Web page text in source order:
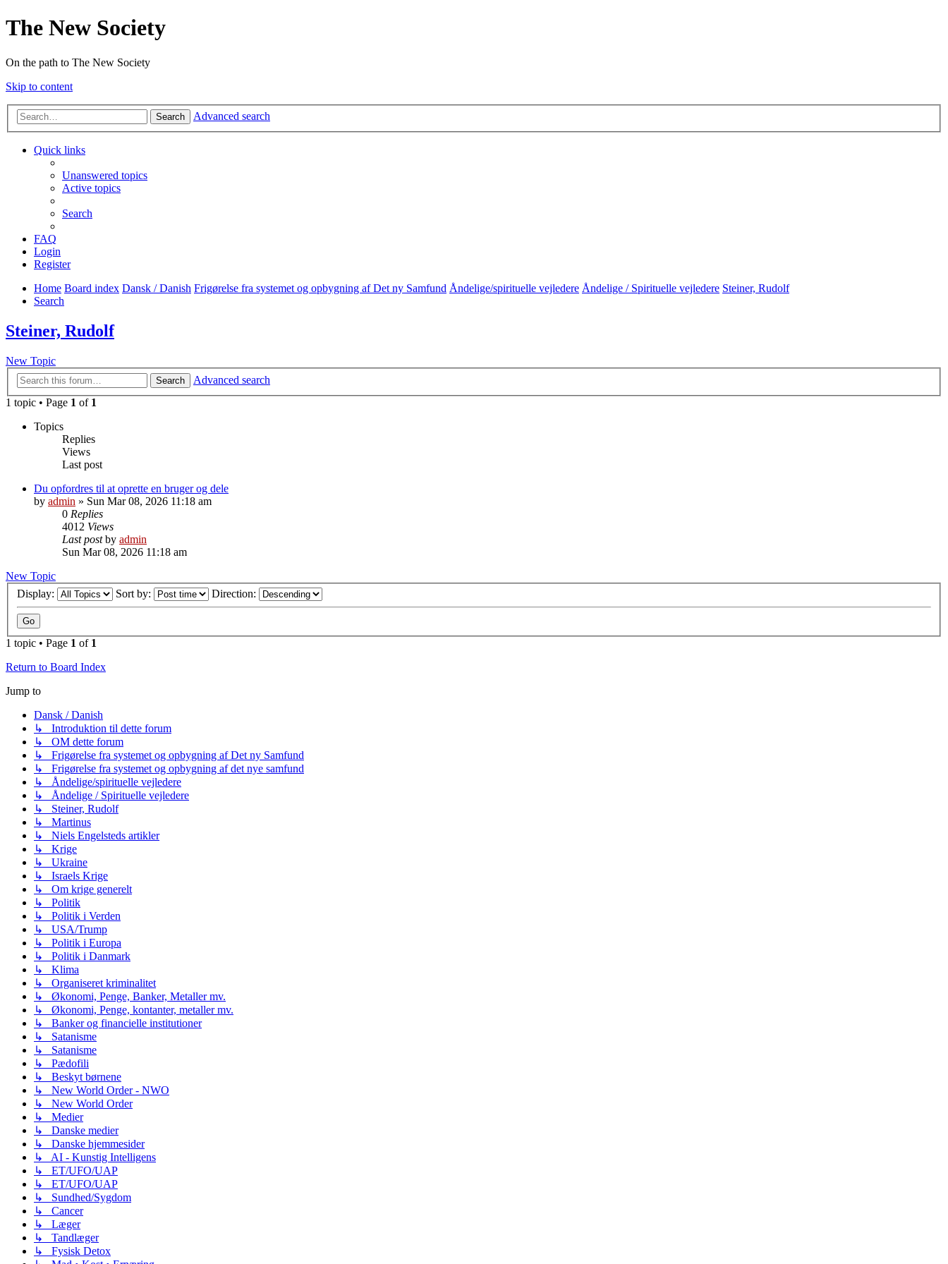
The New Society
On the path to The New Society
Skip to content
Search Advanced search
Quick links
Unanswered topics
Active topics
Search
FAQ
Login
Register
Home Board index Dansk / Danish Frigørelse fra systemet og opbygning af Det ny Samfund Åndelige/spirituelle vejledere Åndelige / Spirituelle vejledere Steiner, Rudolf
Search
Steiner, Rudolf
New Topic
Search
Advanced search
1 topic • Page 1 of 1
Topics
Replies
Views
Last post
Du opfordres til at oprette en bruger og dele
by admin » Sun Mar 08, 2026 11:18 am
0 Replies
4012 Views
Last postby admin
Sun Mar 08, 2026 11:18 am
New Topic
Display:
Sort by: Direction:
1 topic • Page 1 of 1
Return to Board Index
Jump to
Dansk / Danish
↳ Introduktion til dette forum
↳ OM dette forum
↳ Frigørelse fra systemet og opbygning af Det ny Samfund
↳ Frigørelse fra systemet og opbygning af det nye samfund
↳ Åndelige/spirituelle vejledere
↳ Åndelige / Spirituelle vejledere
↳ Steiner, Rudolf
↳ Martinus
↳ Niels Engelsteds artikler
↳ Krige
↳ Ukraine
↳ Israels Krige
↳ Om krige generelt
↳ Politik
↳ Politik i Verden
↳ USA/Trump
↳ Politik i Europa
↳ Politik i Danmark
↳ Klima
↳ Organiseret kriminalitet
↳ Økonomi, Penge, Banker, Metaller mv.
↳ Økonomi, Penge, kontanter, metaller mv.
↳ Banker og financielle institutioner
↳ Satanisme
↳ Satanisme
↳ Pædofili
↳ Beskyt børnene
↳ New World Order - NWO
↳ New World Order
↳ Medier
↳ Danske medier
↳ Danske hjemmesider
↳ AI - Kunstig Intelligens
↳ ET/UFO/UAP
↳ ET/UFO/UAP
↳ Sundhed/Sygdom
↳ Cancer
↳ Læger
↳ Tandlæger
↳ Fysisk Detox